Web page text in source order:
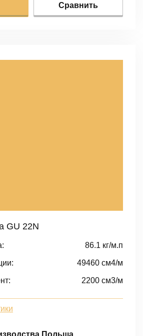
Сравнить
GU 22N
86.1 кг/м.п
49460 cм4/м
2200 cм3/м
Польша